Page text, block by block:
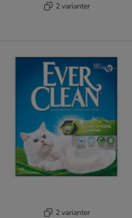
2 varianter
2 varianter